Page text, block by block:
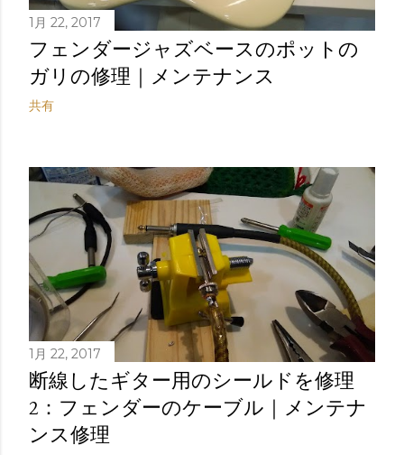
1月 22, 2017
フェンダージャズベースのポットの
ガリの修理｜メンテナンス
共有
1月 22, 2017
断線したギター用のシールドを修理
2：フェンダーのケーブル｜メンテナ
ンス修理